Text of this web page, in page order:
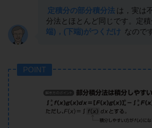
定積分の部分積分法 は，実は
分法とほとんど同じです。定積
端)，(下端)がつくだけ なので
POINT